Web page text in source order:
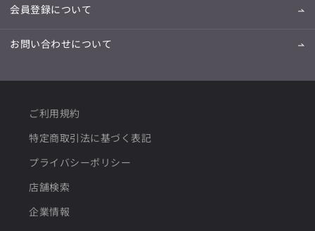
会員登録について
お問い合わせについて
ご利用規約
特定商取引法に基づく表記
プライバシーポリシー
店舗検索
企業情報